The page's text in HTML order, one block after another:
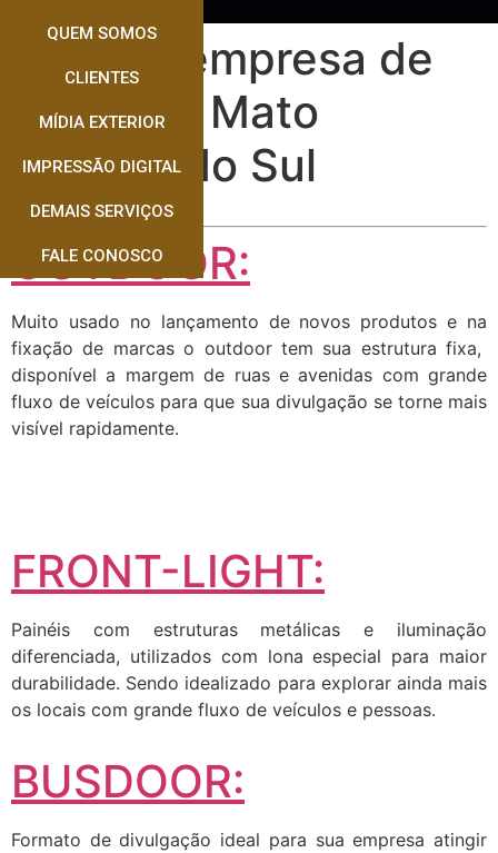
QUEM SOMOS
CLIENTES
MÍDIA EXTERIOR
IMPRESSÃO DIGITAL
DEMAIS SERVIÇOS
FALE CONOSCO
Melhor empresa de
Outdoor Mato
Grosso do Sul
OUTDOOR:
Muito usado no lançamento de novos produtos e na
fixação de marcas o outdoor tem sua estrutura fixa,
disponível a margem de ruas e avenidas com grande
fluxo de veículos para que sua divulgação se torne mais
visível rapidamente.
FRONT-LIGHT:
Painéis com estruturas metálicas e iluminação
diferenciada, utilizados com lona especial para maior
durabilidade. Sendo idealizado para explorar ainda mais
os locais com grande fluxo de veículos e pessoas.
BUSDOOR:
Formato de divulgação ideal para sua empresa atingir